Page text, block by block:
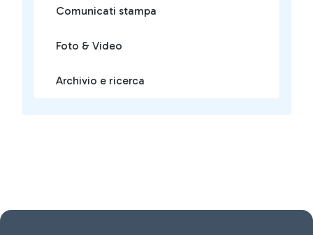
Comunicati stampa
Foto & Video
Archivio e ricerca